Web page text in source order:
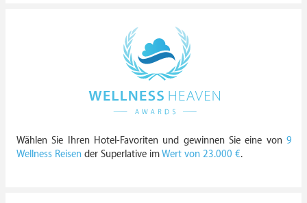
Wählen Sie Ihren Hotel-Favoriten und gewinnen Sie eine von 9
Wellness Reisen der Superlative imWert von 23.000 €.